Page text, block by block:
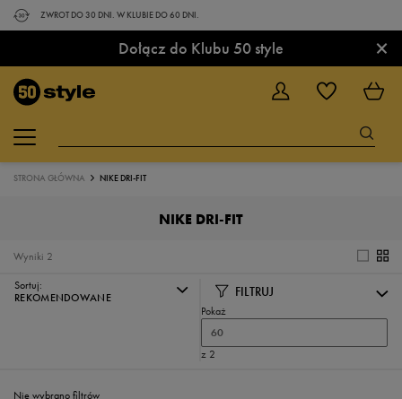
ZWROT DO 30 DNI. W KLUBIE DO 60 DNI.
Dołącz do Klubu 50 style ×
STRONA GŁÓWNA NIKE DRI-FIT
NIKE DRI-FIT
2
Wyniki
Sortuj:
REKOMENDOWANE
FILTRUJ
Pokaż
60
z 2
Nie wybrano filtrów